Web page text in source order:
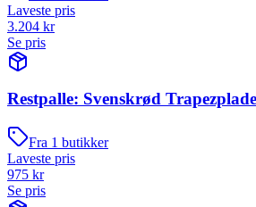
Laveste pris
3.204 kr
Se pris
Restpalle: Svenskrød
Fra 1 butikker
Laveste pris
975 kr
Se pris